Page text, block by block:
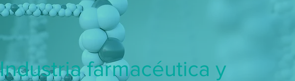
Industria farmacéutica y